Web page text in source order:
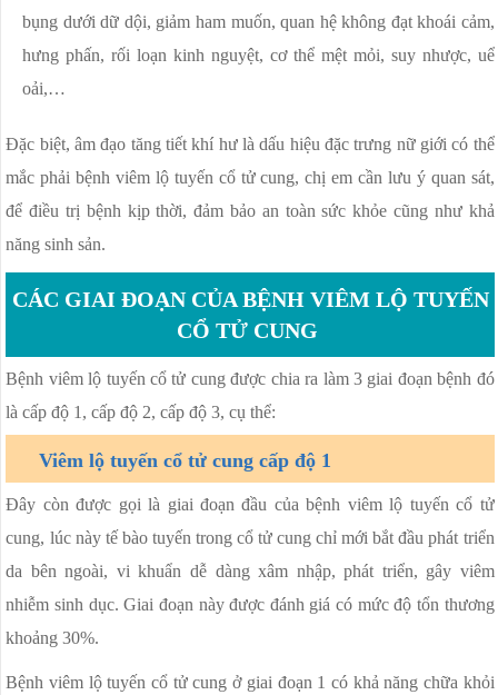
bụng dưới dữ dội, giảm ham muốn, quan hệ không đạt khoái cảm,
hưng phấn, rối loạn kinh nguyệt, cơ thể mệt mỏi, suy nhược, uể
oải,…
Đặc biệt, âm đạo tăng tiết khí hư là dấu hiệu đặc trưng nữ giới có thể
mắc phải bệnh viêm lộ tuyến cổ tử cung, chị em cần lưu ý quan sát,
để điều trị bệnh kịp thời, đảm bảo an toàn sức khỏe cũng như khả
năng sinh sản.
CÁC GIAI ĐOẠN CỦA BỆNH VIÊM LỘ TUYẾN
CỔ TỬ CUNG
Bệnh viêm lộ tuyến cổ tử cung được chia ra làm 3 giai đoạn bệnh đó
là cấp độ 1, cấp độ 2, cấp độ 3, cụ thể:
Viêm lộ tuyến cổ tử cung cấp độ 1
Đây còn được gọi là giai đoạn đầu của bệnh viêm lộ tuyến cổ tử
cung, lúc này tế bào tuyến trong cổ tử cung chỉ mới bắt đầu phát triển
da bên ngoài, vi khuẩn dễ dàng xâm nhập, phát triển, gây viêm
nhiễm sinh dục. Giai đoạn này được đánh giá có mức độ tổn thương
khoảng 30%.
Bệnh viêm lộ tuyến cổ tử cung ở giai đoạn 1 có khả năng chữa khỏi